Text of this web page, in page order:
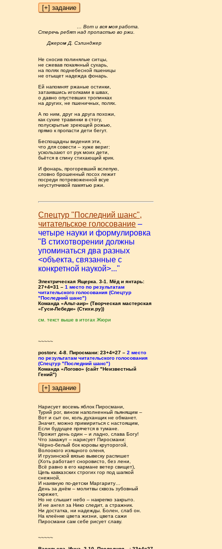
… Вот и вся моя работа.
Стеречь ребят над пропастью во ржи.
Джером Д. Сэлинджер
Не сносив полинялые ситцы,
не сжевав покаянный сухарь,
на полях поднебесной пшеницы
не отыщет надежда фонарь.
Ей напомнят ржаные остинки,
затаившись иголками в швах,
о давно опустевших тропинках
на других, не пшеничных, полях.
А по ним, друг на друга похожи,
как сухие травинки в стогу,
полускрытые зреющей рожью,
прямо к пропасти дети бегут.
Беспощадны видения эти,
что для совести – хуже вериг:
ускользают от рук моих дети,
бьётся в спину стихающий крик.
И фонарь, прогоревший вслепую,
словно брошенный посох лежит
посреди потревоженной всуе
неуступчивой памятью ржи.
Спецтур "Последний шанс",
читательское голосование –
четыре науки и формулировка
"В стихотворении должны
упоминаться два разных
<объекта, связанные с
конкретной наукой>..."
Электрическая Ящерка. 3-1. Мёд и янтарь:
27+4=31 –1 место по результатам
читательского голосования (Спецтур
"Последний шанс")
Команда «Альт-аир» (Творческая мастерская
«Гуси-Лебеди» (Стихи.ру))
см. текст выше в итогах Жюри
~~~~~
postorv. 4-8. Пиросмани: 23+4=27 –2 место
по результатам читательского голосования
(Спецтур "Последний шанс")
Команда «Логово» (сайт "Неизвестный
Гений")
Нарисует восемь яблок Пиросмани,
Турий рог, вином наполненный пьянящим –
Вот и сыт он, коль духанщик не обманет.
Значит, можно примириться с настоящим,
Если будущее прячется в тумане.
Прожит день один – и ладно, слава Богу!
Что закажут – нарисует Пиросмани:
Чёрно-белый бок коровы круторогой,
Волоокого изящного оленя,
И грузинской вязью вывеску распишет
(Хоть работает сноровисто, без лени,
Всё равно в его кармане ветер свищет),
Цепь кавказских строгих гор под шапкой
снежной,
И наивную по-детски Маргариту…
День за днём – молитвы сквозь зубовный
скрежет,
Но не слышит небо – накрепко закрыто.
И не ангел за Нико следит, а стражник.
Ни достатка, ни надежды. Болен, слаб он.
На клеёнке цвета жизни, цвета сажи
Пиросмани сам себе рисует славу.
~~~~~